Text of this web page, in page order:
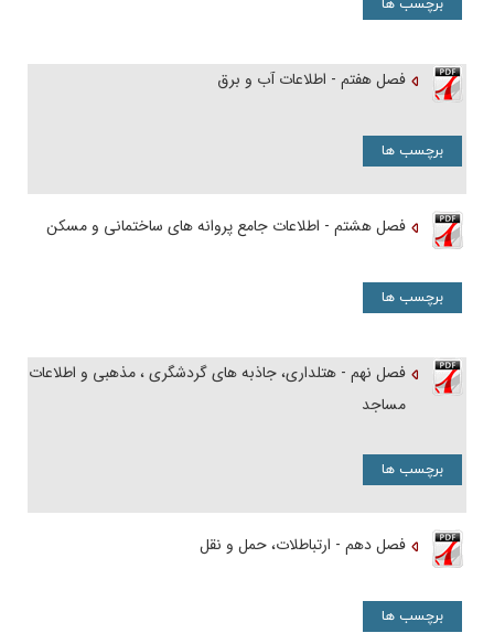
برچسب ها
فصل هفتم - اطلاعات آب و برق
برچسب ها
فصل هشتم - اطلاعات جامع پروانه های ساختمانی و مسکن
برچسب ها
فصل نهم - هتلداری، جاذبه های گردشگری ، مذهبی و اطلاعات
مساجد
برچسب ها
فصل دهم - ارتباطلات، حمل و نقل
برچسب ها